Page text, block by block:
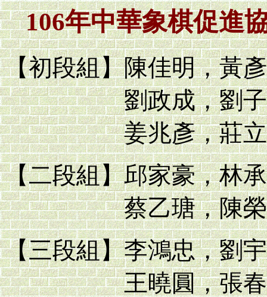
106年中華象棋促進
【初段組】陳佳明，黃
劉政成，劉子睿，
姜兆彥，莊立丞
【二段組】邱家豪，林
蔡乙瑭，陳榮
【三段組】李鴻忠，劉
王曉圓，張春雄